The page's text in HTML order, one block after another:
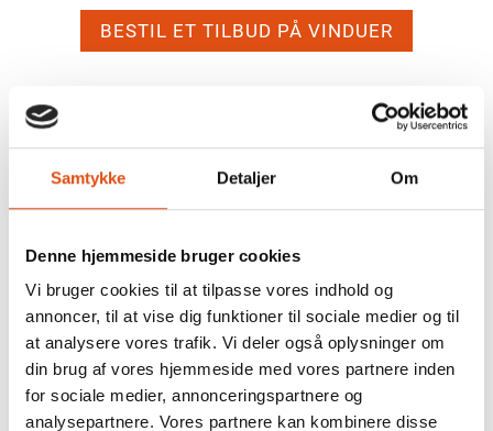
Samtykke Detaljer Om
Denne hjemmeside bruger cookies
Vi bruger cookies til at tilpasse vores indhold og
annoncer, til at vise dig funktioner til sociale medier og til
at analysere vores trafik. Vi deler også oplysninger om
din brug af vores hjemmeside med vores partnere inden
for sociale medier, annonceringspartnere og
analysepartnere. Vores partnere kan kombinere disse
BESTIL ET TILBUD PÅ VINDUER
BESTIL ET TILBUD PÅ DØRE